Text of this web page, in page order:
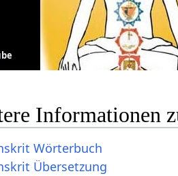
Informationen
Wörterbuch
Übersetzung